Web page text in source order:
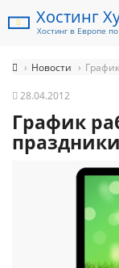
Хостинг
Хостинг в Европе
Новости
28.04.2012
График